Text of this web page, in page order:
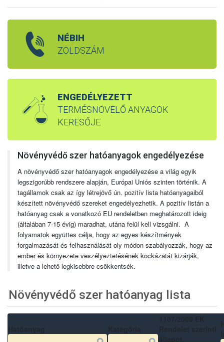
NÉBIH
ZÖLDSZÁM
ENGEDÉLYEZETT
TERMÉSNÖVELŐ ANYAGOK
KERESŐJE
Növényvédő szer hatóanyagok engedélyezése
A növényvédő szer hatóanyagok engedélyezése a világ egyik
legszigorúbb rendszere alapján, Európai Uniós szinten történik. A
tagállamok csak az így létrejövő ún. pozitív lista hatóanyagaiból
készített növényvédő szereket engedélyezhetik. A pozitív listán a
hatóanyag csak a vonatkozó EU rendeletben meghatározott ideig
(általában 7-15 évig) maradhat, utána felül kell vizsgálni. A
folyamatok együttes célja, hogy az egyes készítmények
forgalmazását és felhasználását oly módon szabályozzák, hogy az
ember és környezete veszélyeztetésének kockázatát kizárják,
illetve a lehető legkisebbre csökkentsék.
Növényvédő szer hatóanyag lista